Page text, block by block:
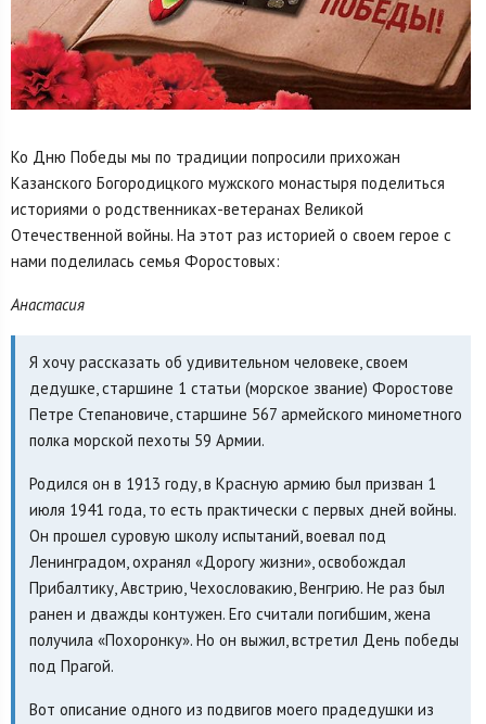
Ко Дню Победы мы по традиции попросили прихожан
Казанского Богородицкого мужского монастыря поделиться
историями о родственниках-ветеранах Великой
Отечественной войны. На этот раз историей о своем герое с
нами поделилась семья Форостовых:
Анастасия
Я хочу рассказать об удивительном человеке, своем
дедушке, старшине 1 статьи (морское звание) Форостове
Петре Степановиче, старшине 567 армейского минометного
полка морской пехоты 59 Армии.
Родился он в 1913 году, в Красную армию был призван 1
июля 1941 года, то есть практически с первых дней войны.
Он прошел суровую школу испытаний, воевал под
Ленинградом, охранял «Дорогу жизни», освобождал
Прибалтику, Австрию, Чехословакию, Венгрию. Не раз был
ранен и дважды контужен. Его считали погибшим, жена
получила «Похоронку». Но он выжил, встретил День победы
под Прагой.
Вот описание одного из подвигов моего прадедушки из